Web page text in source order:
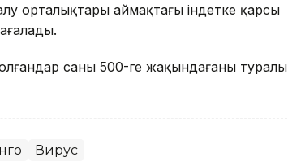
орталықтары аймақтағы індетке қарсы
саны 500-ге жақындағаны туралы
Вирус